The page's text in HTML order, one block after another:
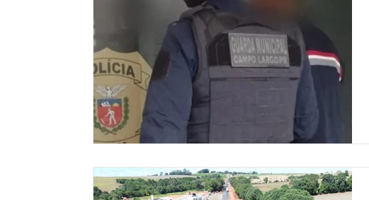
Agricultura
Meio ambiente Comunicação Empreendedorismo
Tecnologia Cultura